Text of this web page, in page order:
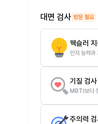
대면 검사 방문 필요
웩슬러
인지 능력과
기질 검
MBTI보다
주의력